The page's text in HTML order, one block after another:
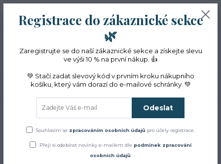
Menu
CZK
Hledat
(Po-Pá, 10-16 hod.)
0ks
0 Kč
Úvod Bylinky BIO proskurník lékařský sušený list
BIO proskurník lékařský
sušený list
Registrace do zákaznické sekce
🌿
Zaregistrujte se do naší zákaznické sekce a získejte slevu
ve výši 10 % na první nákup. 👍
💚 Stačí zadat slevový kód v prvním kroku nákupního
košíku, který vám dorazí do e-mailové schránky. 💚
Odeslat
Souhlasím se zpracováním osobních údajů pro účely registrace.
Přeji si odebírat novinky e-mailem dle podmínek zpracování
osobních údajů